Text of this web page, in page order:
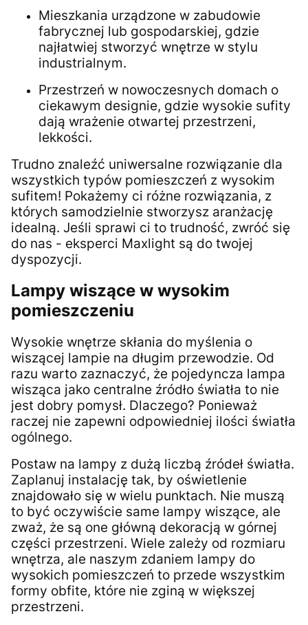
Mieszkania urządzone w zabudowie
fabrycznej lub gospodarskiej, gdzie
najłatwiej stworzyć wnętrze w stylu
industrialnym.
Przestrzeń w nowoczesnych domach o
ciekawym designie, gdzie wysokie sufity
dają wrażenie otwartej przestrzeni,
lekkości.
Trudno znaleźć uniwersalne rozwiązanie dla
wszystkich typów pomieszczeń z wysokim
sufitem! Pokażemy ci różne rozwiązania, z
których samodzielnie stworzysz aranżację
idealną. Jeśli sprawi ci to trudność, zwróć się
do nas - eksperci Maxlight są do twojej
dyspozycji.
Lampy wiszące w wysokim
pomieszczeniu
Wysokie wnętrze skłania do myślenia o
wiszącej lampie na długim przewodzie. Od
razu warto zaznaczyć, że pojedyncza lampa
wisząca jako centralne źródło światła to nie
jest dobry pomysł. Dlaczego? Ponieważ
raczej nie zapewni odpowiedniej ilości światła
ogólnego.
Postaw na lampy z dużą liczbą źródeł światła.
Zaplanuj instalację tak, by oświetlenie
znajdowało się w wielu punktach. Nie muszą
to być oczywiście same lampy wiszące, ale
zważ, że są one główną dekoracją w górnej
części przestrzeni. Wiele zależy od rozmiaru
wnętrza, ale naszym zdaniem lampy do
wysokich pomieszczeń to przede wszystkim
formy obfite, które nie zginą w większej
przestrzeni.